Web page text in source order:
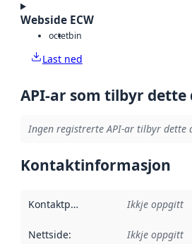
Webside ECW
octetbin
Last ned
API-ar som tilbyr
Ingen registrerte API-ar tilbyr dette
Kontaktinformasjon
Kontaktpunkt Ikkje oppgitt
Nettside: Ikkje oppgitt